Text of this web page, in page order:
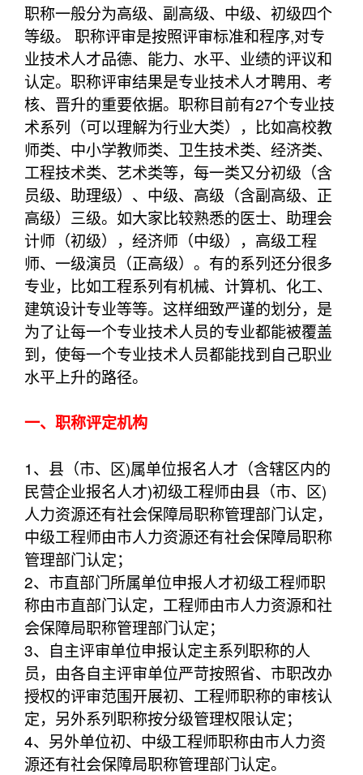
职称一般分为高级、副高级、中级、初级四个
等级。 职称评审是按照评审标准和程序,对专
业技术人才品德、能力、水平、业绩的评议和
认定。职称评审结果是专业技术人才聘用、考
核、晋升的重要依据。职称目前有27个专业技
术系列（可以理解为行业大类），比如高校教
师类、中小学教师类、卫生技术类、经济类、
工程技术类、艺术类等，每一类又分初级（含
员级、助理级）、中级、高级（含副高级、正
高级）三级。如大家比较熟悉的医士、助理会
计师（初级），经济师（中级），高级工程
师、一级演员（正高级）。有的系列还分很多
专业，比如工程系列有机械、计算机、化工、
建筑设计专业等等。这样细致严谨的划分，是
为了让每一个专业技术人员的专业都能被覆盖
到，使每一个专业技术人员都能找到自己职业
水平上升的路径。
一、职称评定机构
1、县（市、区)属单位报名人才（含辖区内的
民营企业报名人才)初级工程师由县（市、区)
人力资源还有社会保障局职称管理部门认定，
中级工程师由市人力资源还有社会保障局职称
管理部门认定；
2、市直部门所属单位申报人才初级工程师职
称由市直部门认定，工程师由市人力资源和社
会保障局职称管理部门认定；
3、自主评审单位申报认定主系列职称的人
员，由各自主评审单位严苛按照省、市职改办
授权的评审范围开展初、工程师职称的审核认
定，另外系列职称按分级管理权限认定；
4、另外单位初、中级工程师职称由市人力资
源还有社会保障局职称管理部门认定。